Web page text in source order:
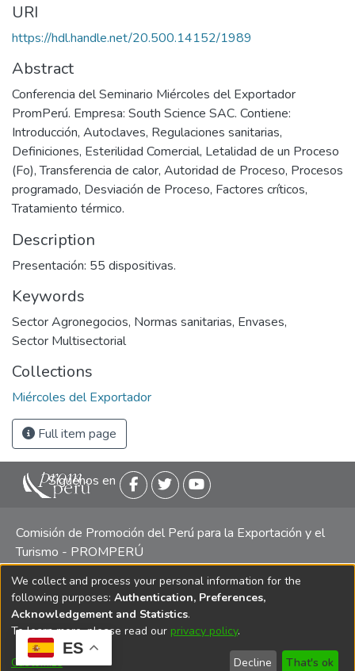
ES
URI
https://hdl.handle.net/20.500.14152/1989
Abstract
Conferencia del Seminario Miércoles del Exportador
PromPerú. Empresa: South Science SAC. Contiene:
Introducción, Autoclaves, Regulaciones sanitarias,
Definiciones, Esterilidad Comercial, Letalidad de un Proceso
(Fo), Transferencia de calor, Autoridad de Proceso, Procesos
programado, Desviación de Proceso, Factores críticos,
Tratamiento térmico.
Description
Presentación: 55 dispositivas.
Keywords
Sector Agronegocios, Normas sanitarias, Envases,
Sector Multisectorial
Collections
Miércoles del Exportador
Full item page
Siguenos en
Comisión de Promoción del Perú para la Exportación y el
Turismo - PROMPERÚ
Central telefónica: (511) 616 7300 / 616 7400 Calle Uno
Oeste 50, Edificio Mincetur, Pisos 13 y 14, San Isidro -
Lima
We collect and process your personal information for the
following purposes: Authentication, Preferences,
Acknowledgement and Statistics.
To learn more, please read our privacy policy.
Customize Decline That's ok